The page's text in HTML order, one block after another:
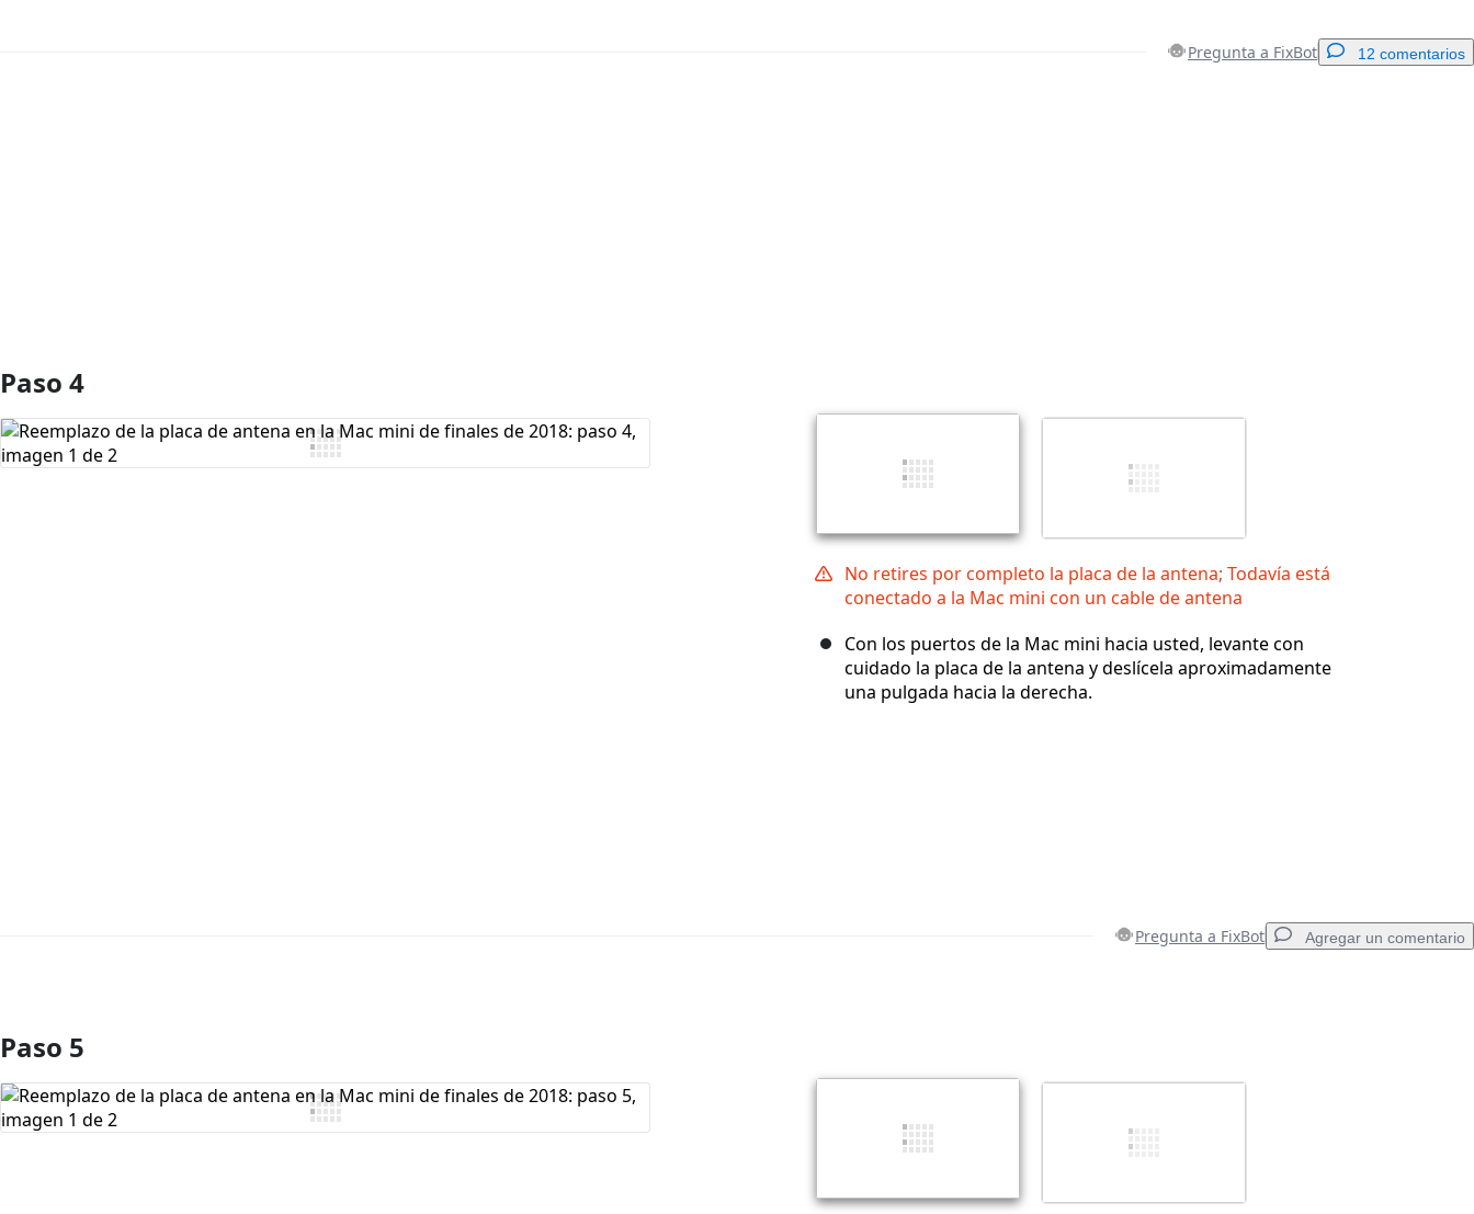
Pregunta a FixBot 12 comentarios
Paso 4
No retires por completo la placa de la antena; Todavía está
conectado a la Mac mini con un cable de antena
Con los puertos de la Mac mini hacia usted, levante con
cuidado la placa de la antena y deslícela aproximadamente
una pulgada hacia la derecha.
Pregunta a FixBot Agregar un comentario
Agregar Comentario
Paso 5